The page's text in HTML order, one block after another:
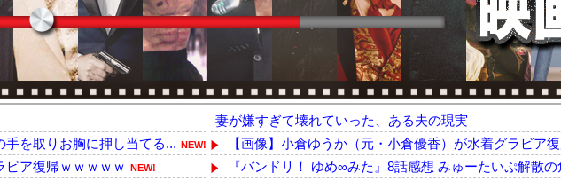
手を取りお胸に押し当てる... NEW!
ビア復帰ｗｗｗｗｗ NEW!
妻が嫌すぎて壊れていった、ある夫の現実
【画像】小倉ゆうか（元・小倉優香）が水着グラビア
『バンドリ！ ゆめ∞みた』8話感想 みゅーたいぷ解散の